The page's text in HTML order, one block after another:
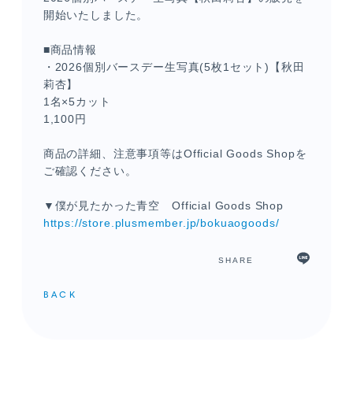
開始いたしました。
■商品情報
・2026個別バースデー生写真(5枚1セット)【秋田
莉杏】
1名×5カット
1,100円
商品の詳細、注意事項等はOfficial Goods Shopを
ご確認ください。
▼僕が見たかった青空 Official Goods Shop
https://store.plusmember.jp/bokuaogoods/
SHARE
BACK